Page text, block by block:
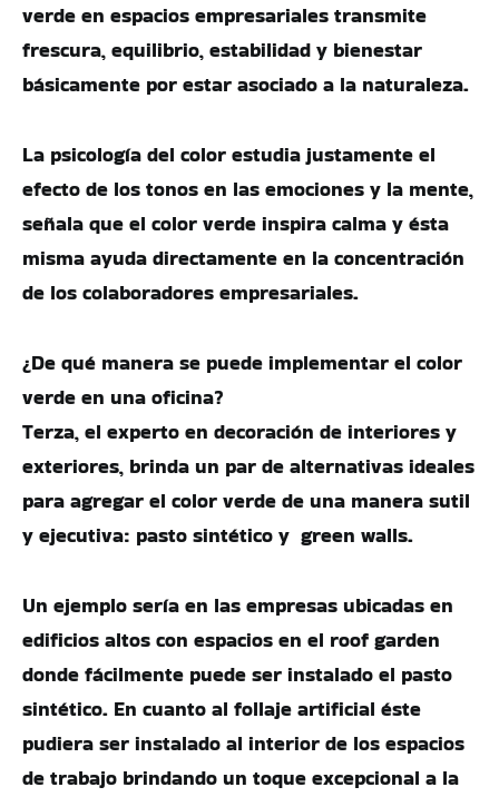
verde en espacios empresariales transmite
frescura, equilibrio, estabilidad y bienestar
básicamente por estar asociado a la naturaleza.
La psicología del color estudia justamente el
efecto de los tonos en las emociones y la mente,
señala que el color verde inspira calma y ésta
misma ayuda directamente en la concentración
de los colaboradores empresariales.
¿De qué manera se puede implementar el color
verde en una oficina?
Terza, el experto en decoración de interiores y
exteriores, brinda un par de alternativas ideales
para agregar el color verde de una manera sutil
y ejecutiva: pasto sintético y green walls.
Un ejemplo sería en las empresas ubicadas en
edificios altos con espacios en el roof garden
donde fácilmente puede ser instalado el pasto
sintético. En cuanto al follaje artificial éste
pudiera ser instalado al interior de los espacios
de trabajo brindando un toque excepcional a la